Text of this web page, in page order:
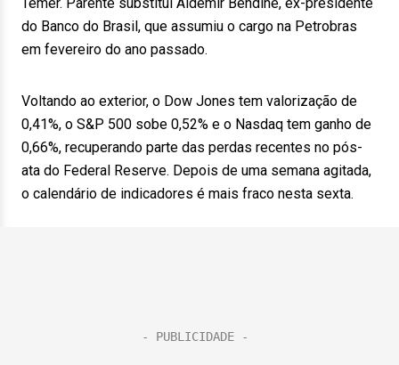
do Banco do Brasil, que assumiu o cargo na Petrobras
em fevereiro do ano passado.
Voltando ao exterior, o Dow Jones tem valorização de
0,41%, o S&P 500 sobe 0,52% e o Nasdaq tem ganho de
0,66%, recuperando parte das perdas recentes no pós-
ata do Federal Reserve. Depois de uma semana agitada,
o calendário de indicadores é mais fraco nesta sexta.